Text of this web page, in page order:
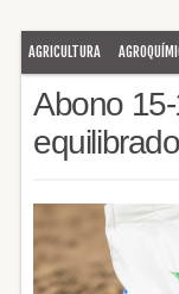
AGRICULTURA
Abono